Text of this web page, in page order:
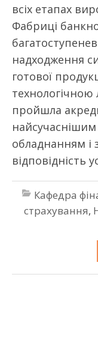
всіх етапах
Фабриці
надходження
готової
пройшла
обладнанням і
відповідність
Кафедра
страхування,